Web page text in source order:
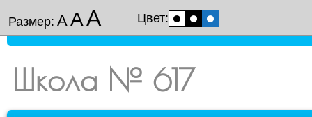
Размер: ААА Цвет:
Школа № 617